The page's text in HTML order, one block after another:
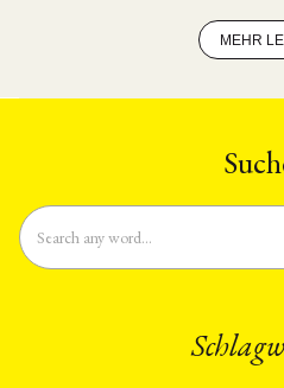
MEHR